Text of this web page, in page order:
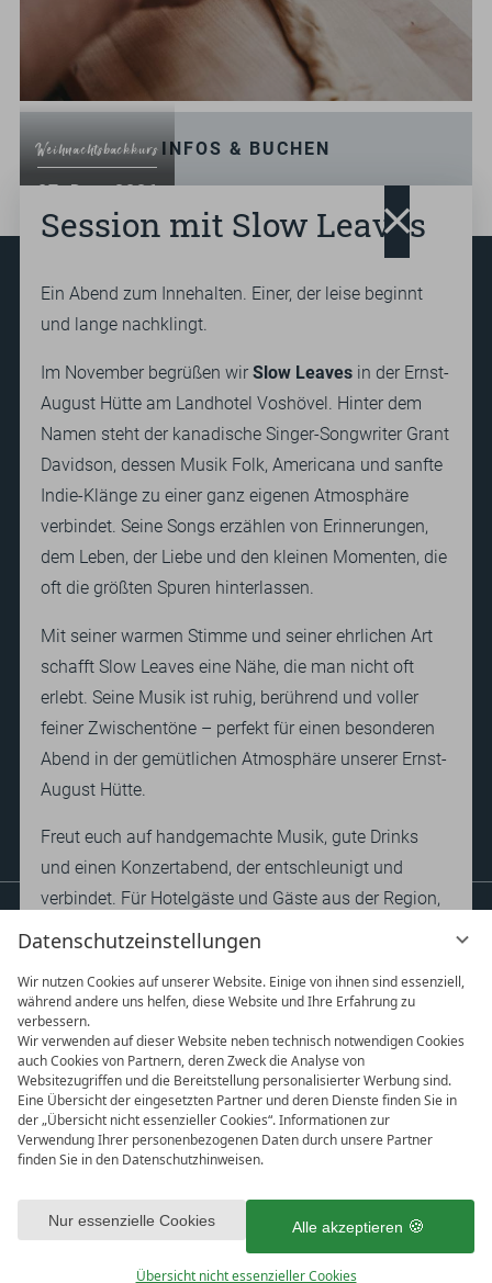
Datenschutzeinstellungen
Wir nutzen Cookies auf unserer Website. Einige von ihnen sind essenziell,
während andere uns helfen, diese Website und Ihre Erfahrung zu
verbessern.
Wir verwenden auf dieser Website neben technisch notwendigen Cookies
auch Cookies von Partnern, deren Zweck die Analyse von
Websitezugriffen und die Bereitstellung personalisierter Werbung sind.
Eine Übersicht der eingesetzten Partner und deren Dienste finden Sie in
der „Übersicht nicht essenzieller Cookies“. Informationen zur
Verwendung Ihrer personenbezogenen Daten durch unsere Partner
finden Sie in den Datenschutzhinweisen.
Mit Klick auf „Alle akzeptieren“ stimmen Sie dem Setzen aller
ausgewählten Cookies in Ihrem Endgerät sowie das anschließende
Auslesen und der nachgelagerten Verarbeitung personenbezogener
Daten (z.B. Ihrer IP-Adresse) durch uns und unseren Partnern zu. Falls
Sie damit nicht einverstanden sind, klicken Sie bitte auf „Nur essenzielle
Alle akzeptieren
Nur essenzielle Cookies
Übersicht nicht essenzieller Cookies
Weihnachtsbackkurs
.
ab 14:00
INFOS & BUCHEN
Session mit Slow Leaves
Ein Abend zum Innehalten. Einer, der leise beginnt
und lange nachklingt.
Im November begrüßen wir Slow Leavesin der Ernst-
August Hütte am Landhotel Voshövel. Hinter dem
Namen steht der kanadische Singer-Songwriter Grant
Davidson, dessen Musik Folk, Americana und sanfte
Indie-Klänge zu einer ganz eigenen Atmosphäre
verbindet. Seine Songs erzählen von Erinnerungen,
dem Leben, der Liebe und den kleinen Momenten, die
oft die größten Spuren hinterlassen.
Mit seiner warmen Stimme und seiner ehrlichen Art
schafft Slow Leaves eine Nähe, die man nicht oft
erlebt. Seine Musik ist ruhig, berührend und voller
feiner Zwischentöne – perfekt für einen besonderen
Abend in der gemütlichen Atmosphäre unserer Ernst-
August Hütte.
Freut euch auf handgemachte Musik, gute Drinks
und einen Konzertabend, der entschleunigt und
verbindet. Für Hotelgäste und Gäste aus der Region,
die besondere Momente lieben.
Termin 29.11.2026
Einlass19:30 Uhr
Beginn 20:30 Uhr
Ort
Ernst-August Hütte
Preis
24,- pro Person
Kontakt
Landhotel Voshövel GmbH
Am Voshövel 1
D-46514 Schermbeck
Tel.:+49 (0)2856 91400
post@landhotel.de
EN
Anfragen Buchen
Newsletter
Anreise Team Presse FAQ
eingeben
DATENSCHUTZEINSTELLUNGEN